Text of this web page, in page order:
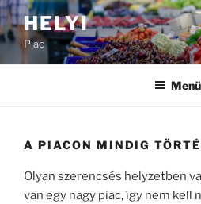
Tartalomhoz
HELYI
Piac
Menü
A PIACON MINDIG
Olyan szerencsés helyzetben
van egy nagy piac, így nem kell